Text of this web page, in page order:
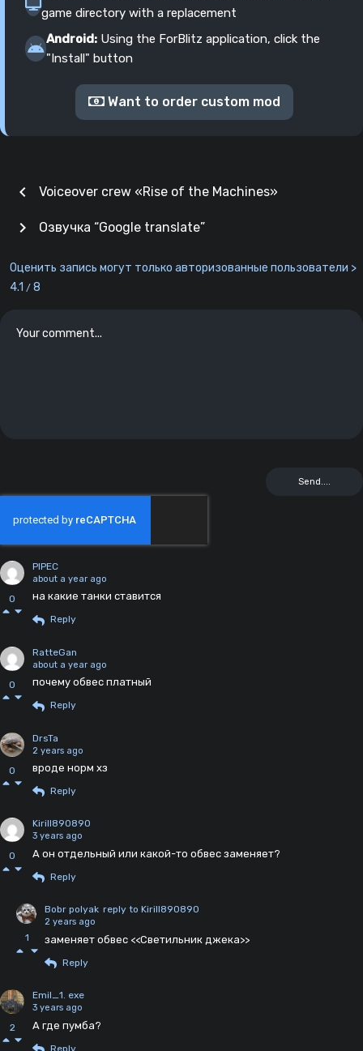
game directory with a replacement
Android: Using the ForBlitz application, click the
"Install" button
Want to order custom mod
chevron_left Voiceover crew «Rise of the Machines»
Озвучка “Google translate”
chevron_right
Оценить запись могут только авторизованные пользователи >
4.1 / 8
0
PIPEC
about a year ago
на какие танки ставится
Reply
0
RatteGan
about a year ago
почему обвес платный
Reply
0
DrsTa
2 years ago
вроде норм хз
Reply
0
Kirill890890
3 years ago
А он отдельный или какой-то обвес заменяет?
Reply
1
Bobr polyak reply to Kirill890890
2 years ago
заменяет обвес <<Светильник джека>>
Reply
2
Emil_1. exe
3 years ago
А где пумба?
Reply